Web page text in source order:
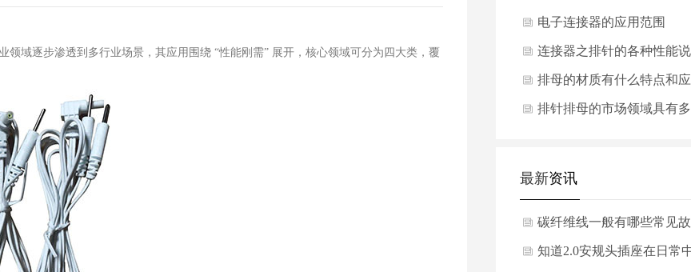
领域逐步渗透到多行业场景，其应用围绕 “性能刚需” 展开，核心领域可分为四大类，覆
场需求
电子连接器的应用范围
连接器之排针的各种性能说
明
排母的材质有什么特点和应
用
排针排母的市场领域具有多
最新资讯
碳纤维线一般有哪些常见故
障？
知道2.0安规头插座在日常